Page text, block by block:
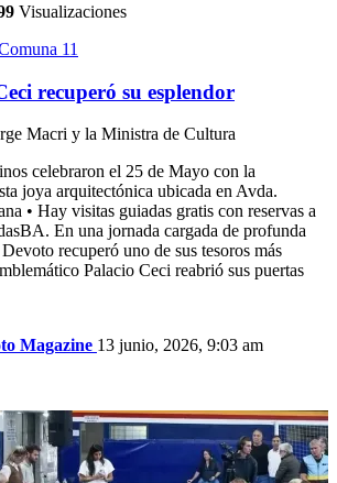
Visualizaciones
11
recuperó su esplendor
Macri y la Ministra de Cultura
celebraron el 25 de Mayo con la
joya arquitectónica ubicada en Avda.
• Hay visitas guiadas gratis con reservas a
En una jornada cargada de profunda
recuperó uno de sus tesoros más
Palacio Ceci reabrió sus puertas
Magazine 13 junio, 2026, 9:03 am